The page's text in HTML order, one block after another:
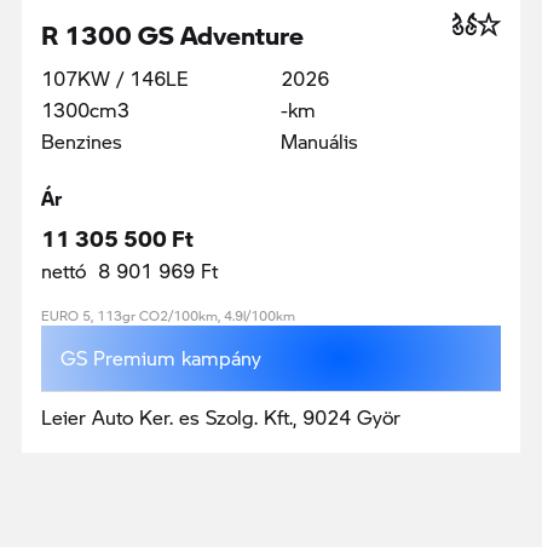
R 1300 GS Adventure
107KW / 146LE
1300cm3
Benzines
2026
-km
Manuális
Ár
11 305 500 Ft
nettó 8 901 969 Ft
EURO 5, 113gr CO2/100km, 4.9l/100km
GS Premium kampány
Leier Auto Ker. es Szolg. Kft., 9024 Györ